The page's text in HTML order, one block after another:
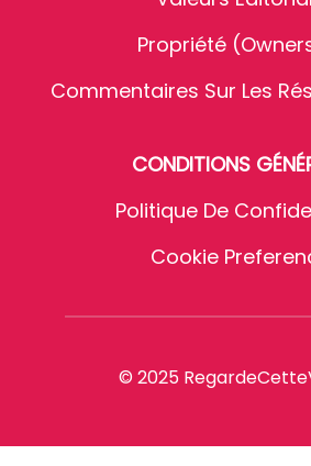
Propriété
Commentaires Sur Les
CONDITIONS
Politique De
Cookie
© 2025